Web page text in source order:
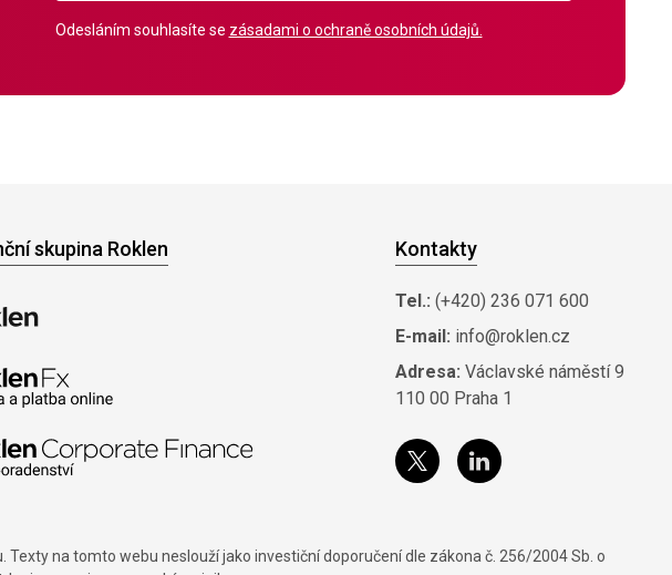
Odesláním souhlasíte se zásadami o ochraně osobních údajů.
skupina Roklen Kontakty
Tel.: (+420) 236 071 600
E-mail: info@roklen.cz
Adresa: Václavské náměstí 9
110 00 Praha 1
na tomto webu neslouží jako investiční doporučení dle zákona č. 256/2004 Sb. o